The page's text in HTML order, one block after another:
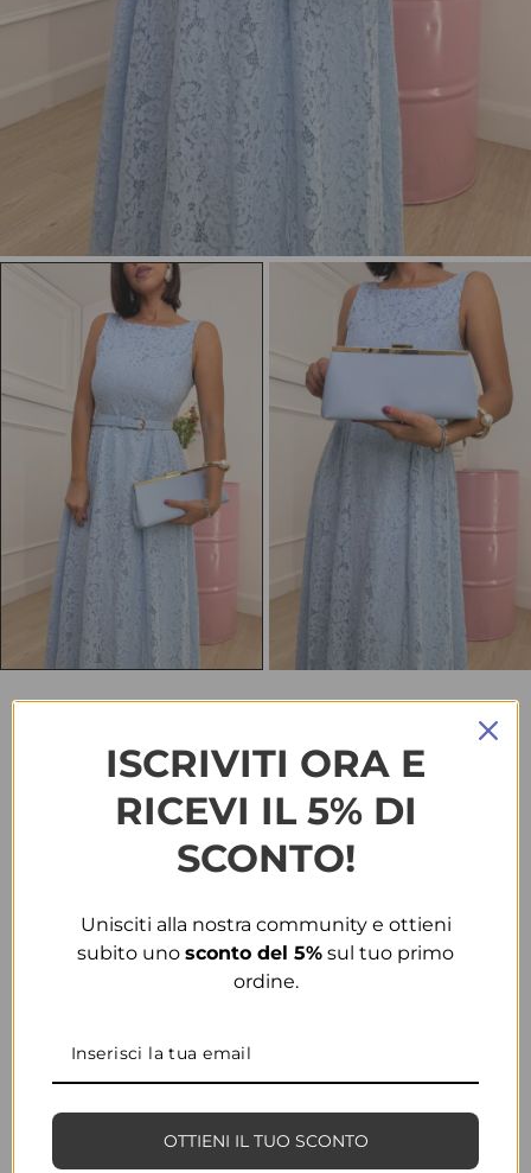
Clutch 2354 azzurra
AGGIUNGI ALLA WISHLIST
ISCRIVITI ORA E
RICEVI IL 5% DI
SCONTO!
Unisciti alla nostra community e ottieni
subito uno sconto del 5% sul tuo primo
ordine.
OTTIENI IL TUO SCONTO